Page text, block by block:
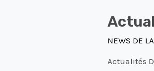
NEWS DE
Actualités
Actualités
DeFi
du